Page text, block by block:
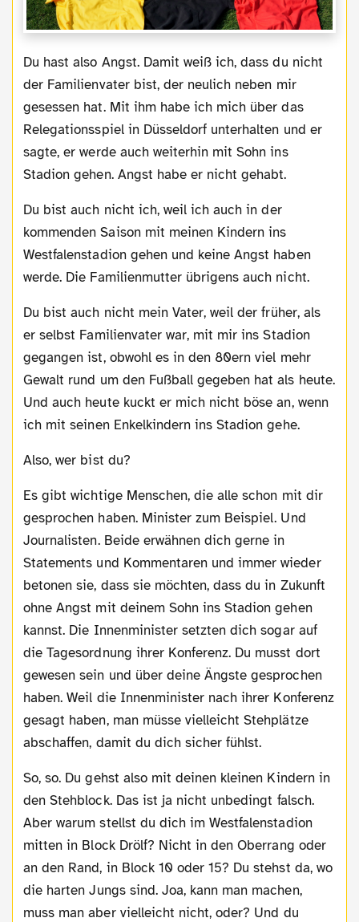
Du hast also Angst. Damit weiß ich, dass du nicht
der Familienvater bist, der neulich neben mir
gesessen hat. Mit ihm habe ich mich über das
Relegationsspiel in Düsseldorf unterhalten und er
sagte, er werde auch weiterhin mit Sohn ins
Stadion gehen. Angst habe er nicht gehabt.
Du bist auch nicht ich, weil ich auch in der
kommenden Saison mit meinen Kindern ins
Westfalenstadion gehen und keine Angst haben
werde. Die Familienmutter übrigens auch nicht.
Du bist auch nicht mein Vater, weil der früher, als
er selbst Familienvater war, mit mir ins Stadion
gegangen ist, obwohl es in den 80ern viel mehr
Gewalt rund um den Fußball gegeben hat als heute.
Und auch heute kuckt er mich nicht böse an, wenn
ich mit seinen Enkelkindern ins Stadion gehe.
Also, wer bist du?
Es gibt wichtige Menschen, die alle schon mit dir
gesprochen haben. Minister zum Beispiel. Und
Journalisten. Beide erwähnen dich gerne in
Statements und Kommentaren und immer wieder
betonen sie, dass sie möchten, dass du in Zukunft
ohne Angst mit deinem Sohn ins Stadion gehen
kannst. Die Innenminister setzten dich sogar auf
die Tagesordnung ihrer Konferenz. Du musst dort
gewesen sein und über deine Ängste gesprochen
haben. Weil die Innenminister nach ihrer Konferenz
gesagt haben, man müsse vielleicht Stehplätze
abschaffen, damit du dich sicher fühlst.
So, so. Du gehst also mit deinen kleinen Kindern in
den Stehblock. Das ist ja nicht unbedingt falsch.
Aber warum stellst du dich im Westfalenstadion
mitten in Block Drölf? Nicht in den Oberrang oder
an den Rand, in Block 10 oder 15? Du stehst da, wo
die harten Jungs sind. Joa, kann man machen,
muss man aber vielleicht nicht, oder? Und du